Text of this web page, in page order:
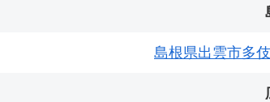
島根県出雲市多